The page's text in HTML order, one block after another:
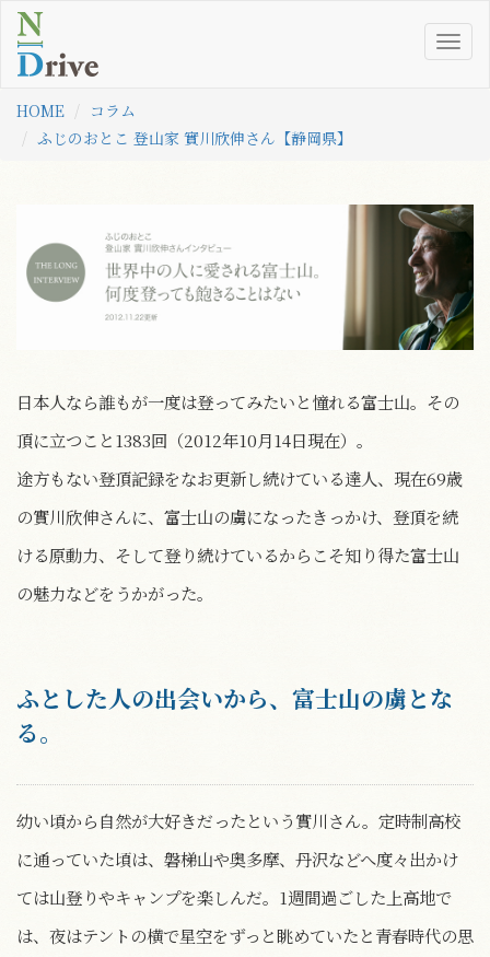
HOME
コラム
ふじのおとこ 登山家 實川欣伸さん【静岡県】
日本人なら誰もが一度は登ってみたいと憧れる富士山。その
頂に立つこと1383回（2012年10月14日現在）。
途方もない登頂記録をなお更新し続けている達人、現在69歳
の實川欣伸さんに、富士山の虜になったきっかけ、登頂を続
ける原動力、そして登り続けているからこそ知り得た富士山
の魅力などをうかがった。
ふとした人の出会いから、富士山の虜とな
る。
幼い頃から自然が大好きだったという實川さん。定時制高校
に通っていた頃は、磐梯山や奥多摩、丹沢などへ度々出かけ
ては山登りやキャンプを楽しんだ。1週間過ごした上高地で
は、夜はテントの横で星空をずっと眺めていたと青春時代の思